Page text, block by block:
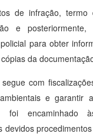
de infração,
e posteriormente,
para obter
da
com
e garantir
encaminhado
devidos